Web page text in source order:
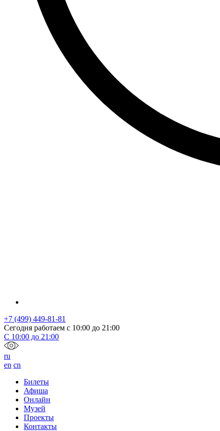
+7 (499) 449-81-81
Сегодня работаем с 10:00 до 21:00
С 10:00 до 21:00
ru
en cn
Билеты
Афиша
Онлайн
Музей
Проекты
Контакты